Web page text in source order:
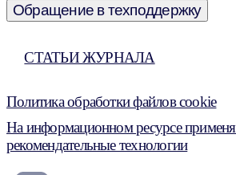
Обращение в техподдержку
СТАТЬИ ЖУРНАЛА
Политика обработки файлов cookie
На информационном ресурсе
рекомендательные технологии